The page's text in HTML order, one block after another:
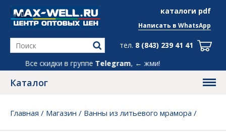
каталоги pdf
info@max-well.ru
Все скидки в группеTelegram, ← жми!
Написать в WhatsApp
тел. 8 (843) 239 41 41
Каталог
Главная / Магазин / Ванны из литьевого мрамора /